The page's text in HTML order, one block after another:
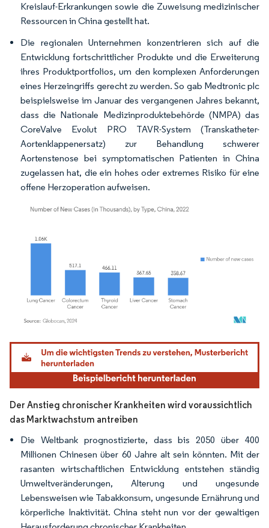
Kreislauf-Erkrankungen sowie die Zuweisung medizinischer
Ressourcen in China gestellt hat.
Die regionalen Unternehmen konzentrieren sich auf die
Entwicklung fortschrittlicher Produkte und die Erweiterung
ihres Produktportfolios, um den komplexen Anforderungen
eines Herzeingriffs gerecht zu werden. So gab Medtronic plc
beispielsweise im Januar des vergangenen Jahres bekannt,
dass die Nationale Medizinproduktebehörde (NMPA) das
CoreValve Evolut PRO TAVR-System (Transkatheter-
Aortenklappenersatz) zur Behandlung schwerer
Aortenstenose bei symptomatischen Patienten in China
zugelassen hat, die ein hohes oder extremes Risiko für eine
offene Herzoperation aufweisen.
Bild © Mordor Intelligence. Wiederverwendung erfordert Namensnennung gemäß
Der Anstieg chronischer Krankheiten wird voraussichtlich
das Marktwachstum antreiben
Die Weltbank prognostizierte, dass bis 2050 über 400
Millionen Chinesen über 60 Jahre alt sein könnten. Mit der
rasanten wirtschaftlichen Entwicklung entstehen ständig
Umweltveränderungen, Alterung und ungesunde
Lebensweisen wie Tabakkonsum, ungesunde Ernährung und
körperliche Inaktivität. China steht nun vor der gewaltigen